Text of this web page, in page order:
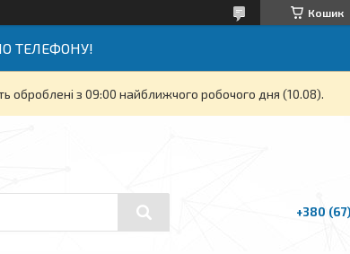
Кошик
ТЕЛЕФОНУ!
оброблені з 09:00 найближчого робочого дня (10.08).
+380